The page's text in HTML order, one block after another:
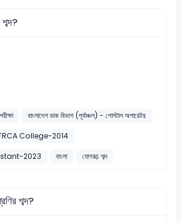
বাংলাদেশ ডাক বিভাগ (পূর্বাঞ্চল) - পোস্টাল অপারেটর
College-2014
2023
বাংলা যোগরূঢ় শব্দ
শব্দ?